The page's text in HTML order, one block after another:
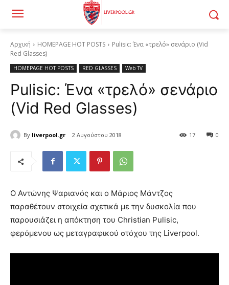
Αρχική HOMEPAGE HOT POSTS
Pulisic: Ένα «τρελό» σενάριο (Vid
Red Glasses)
HOMEPAGE HOT POSTS RED GLASSES Web TV
Pulisic: Ένα «τρελό» σενάριο
(Vid Red Glasses)
By liverpool.gr 2 Αυγούστου 2018 0
17
Ο Αντώνης Ψαριανός και ο Μάριος Μάντζος
παραθέτουν στοιχεία σχετικά με την δυσκολία που
παρουσιάζει η απόκτηση του Christian Pulisic,
φερόμενου ως μεταγραφικού στόχου της Liverpool.